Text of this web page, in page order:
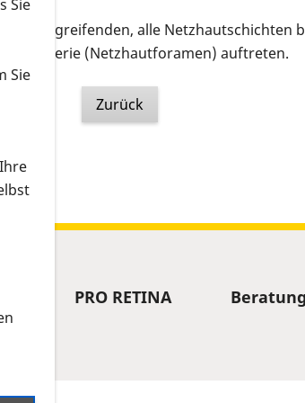
durchgreifenden, alle Netzhautschichten
(Netzhautforamen) auftreten.
Zurück
PRO RETINA Beratung
Sie
Sie